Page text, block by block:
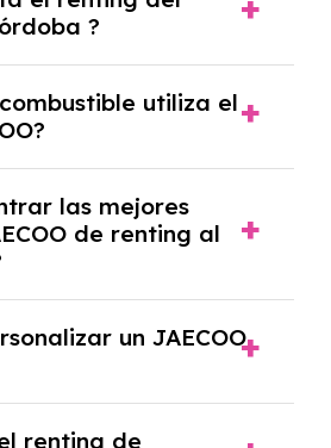
?
a 947€ al mes.utiliza el
las mejores
de renting al
vehículos de renting con
y sin pagar
un JAECOO
renting de